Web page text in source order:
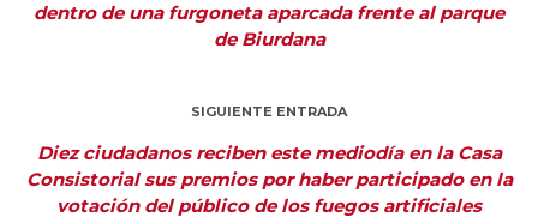
dentro de una furgoneta aparcada frente al parque
de Biurdana
SIGUIENTE ENTRADA
Diez ciudadanos reciben este mediodía en la Casa
Consistorial sus premios por haber participado en la
votación del público de los fuegos artificiales